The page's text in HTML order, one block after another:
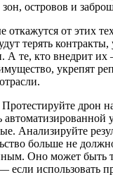
островов и
от этих
терять контракты,
А те, кто внедрит
укрепят
дрон
автоматизированной
Анализируйте
больше не
Оно может быть
если использовать